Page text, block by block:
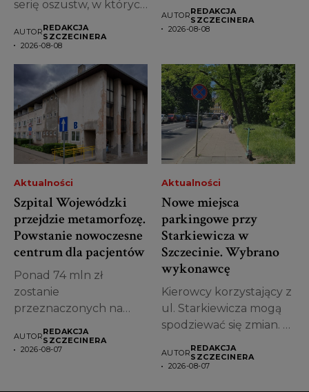
serię oszustw, w których
AUTORREDAKCJA
SZCZECINERA
2026-08-08
AUTORREDAKCJA
SZCZECINERA
2026-08-08
Aktualności
Szpital Wojewódzki
przejdzie metamorfozę.
Powstanie nowoczesne
centrum dla pacjentów
Ponad 74 mln zł
zostanie
przeznaczonych na
najstarszych obiektów...
AUTORREDAKCJA
SZCZECINERA
2026-08-07
Aktualności
Nowe miejsca
parkingowe przy
Starkiewicza w
Szczecinie. Wybrano
wykonawcę
Kierowcy korzystający z
ul. Starkiewicza mogą
spodziewać się zmian. W
AUTORREDAKCJA
SZCZECINERA
2026-08-07